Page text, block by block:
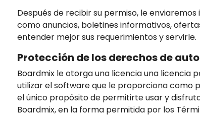
Después de recibir su permiso, le
como anuncios, boletines informativos,
entender mejor sus requerimientos y servirle.
Protección de los derechos de
Boardmix le otorga una licencia una licencia
utilizar el software que le proporciona como
el único propósito de permitirte usar y
Boardmix, en la forma permitida por los